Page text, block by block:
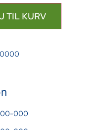
TIL KURV
000